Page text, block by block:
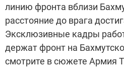
линию фронта вблизи
расстояние до врага
Эксклюзивные кадры
держат фронт на
смотрите в сюжете Армия